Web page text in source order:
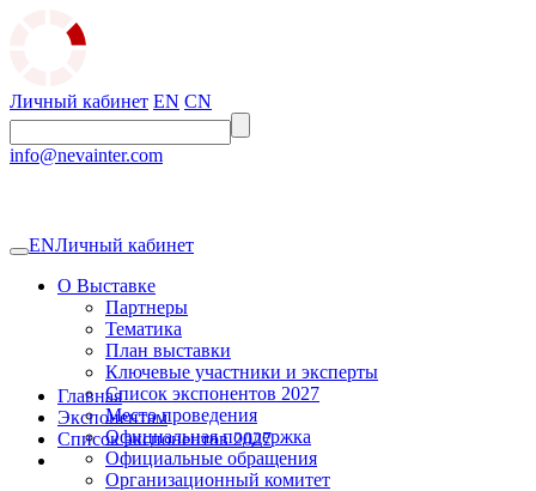
Личный кабинет EN CN
info@nevainter.com
ENЛичный кабинет
О Выставке
Партнеры
Тематика
План выставки
Ключевые участники и эксперты
Список экспонентов 2027
Место проведения
Официальная поддержка
Официальные обращения
Организационный комитет
Главная
Экспонентам
Список экспонентов 2027